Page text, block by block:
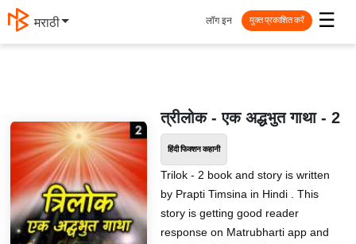
मराठी ☰
लॉग इन मुक्त प्रकाशित करें
त्रीलोक - एक अद्धभुत गाथा - 2
हिंदी फिक्शन कहानी
Trilok - 2 book and story is written
by Prapti Timsina in Hindi . This
story is getting good reader
response on Matrubharti app and